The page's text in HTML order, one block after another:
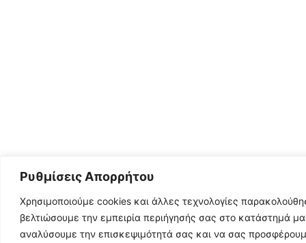
Ρυθμίσεις Απορρήτου
Χρησιμοποιούμε cookies και άλλες τεχνολογίες
βελτιώσουμε την εμπειρία περιήγησής σας στο κατάστημά
αναλύσουμε την επισκεψιμότητά σας και να σας